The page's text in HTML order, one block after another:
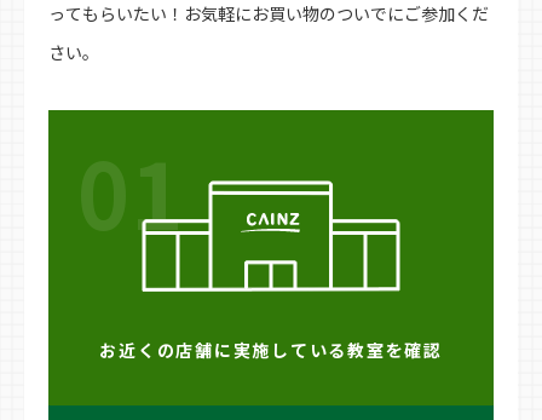
ってもらいたい！お気軽にお買い物のついでにご参加くだ
さい。
01
お近くの店舗に実施している教室を確認